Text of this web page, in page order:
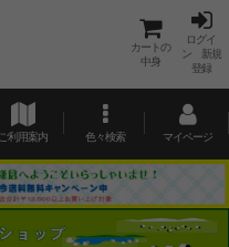
カートの
中身
ログイ
ン 新規
登録
ご利用案内 色々検索 マイページ